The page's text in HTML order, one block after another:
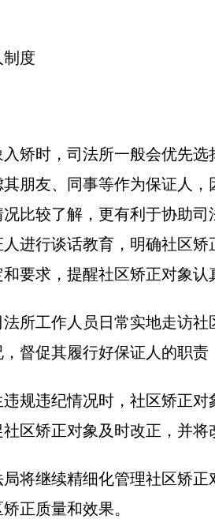
度
矫时，司法所一般会优先
朋友、同事等作为保证人
比较了解，更有利于协助
进行谈话教育，明确社区
要求，提醒社区矫正对象认
所工作人员日常实地走访
督促其履行好保证人的职
规违纪情况时，社区矫正
区矫正对象及时改正，并
将继续精细化管理社区矫
正质量和效果。